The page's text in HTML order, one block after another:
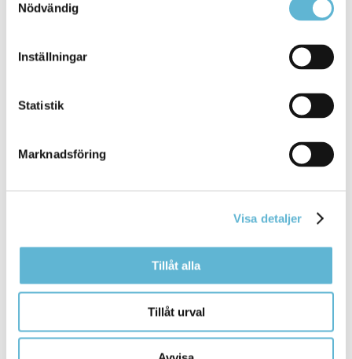
Nödvändig
Inställningar
Statistik
Marknadsföring
Visa detaljer
Tillåt alla
Tillåt urval
KONTAKT
Besöksadress
Box 18, 295 21 Bromölla
Fax: 0456-82 22 00